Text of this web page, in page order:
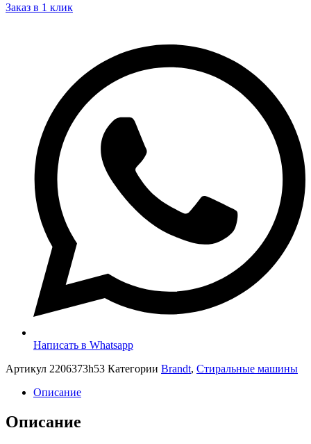
Заказ в 1 клик
Написать в Whatsapp
Артикул 2206373h53 Категории Brandt, Стиральные машины
Описание
Описание